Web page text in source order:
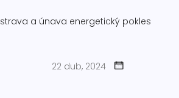
strava a únava energetický pokles
22 dub, 2024